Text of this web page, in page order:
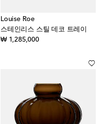
Louise Roe
스테인리스 스틸 데코 트레이
₩ 1,285,000original price